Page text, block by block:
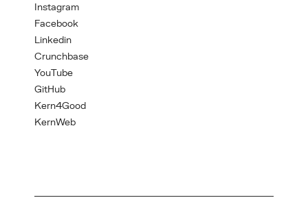
Instagram
Facebook
Linkedin
Crunchbase
YouTube
GitHub
Kern4Good
KernWeb